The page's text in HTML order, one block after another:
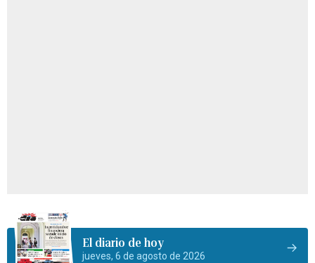
El diario de hoy
jueves, 6 de agosto de 2026